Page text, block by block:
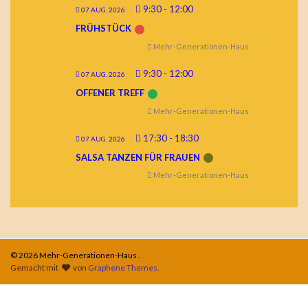
07 AUG. 2026 9:30 - 12:00
FRÜHSTÜCK
Mehr-Generationen-Haus
07 AUG. 2026 9:30 - 12:00
OFFENER TREFF
Mehr-Generationen-Haus
07 AUG. 2026 17:30 - 18:30
SALSA TANZEN FÜR FRAUEN
Mehr-Generationen-Haus
© 2026 Mehr-Generationen-Haus .
Gemacht mit
von Graphene Themes.